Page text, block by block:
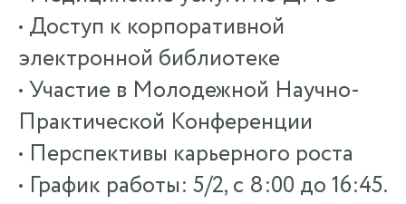
• Доступ к корпоративной
электронной библиотеке
• Участие в Молодежной Научно-
Практической Конференции
• Перспективы карьерного роста
• График работы: 5/2, с 8:00 до 16:45.